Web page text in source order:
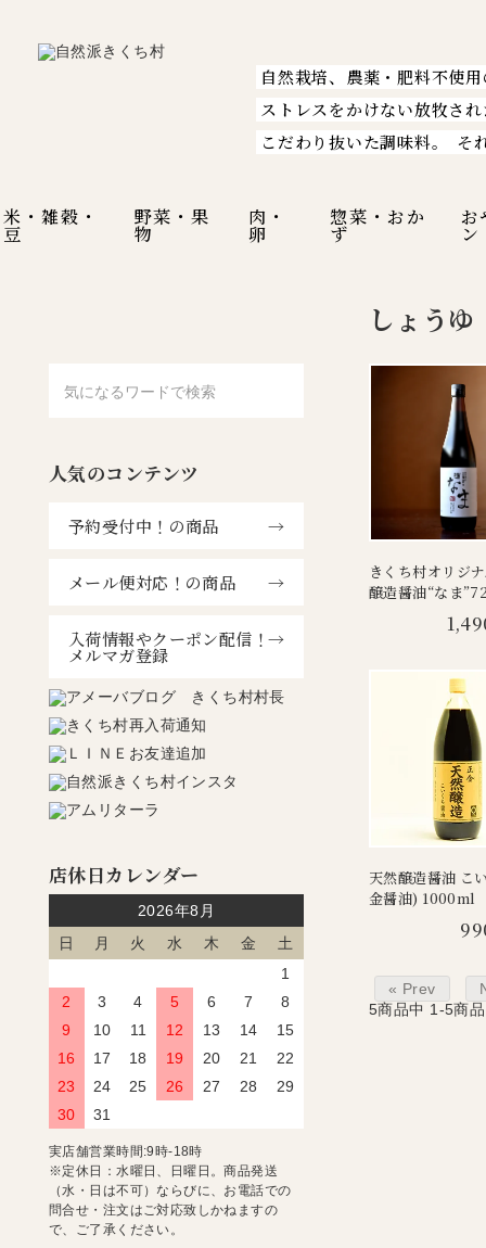
自然栽培、農薬・肥料不使
ストレスをかけない放牧さ
こだわり抜いた調味料。
そ
米・雑穀・
豆
野菜・果
物
肉・
卵
惣菜・おか
ず
お
ン
しょうゆ
きくち村オリジ
醸造醤油“なま
天然醸造醤油 こ
金醤油) 1000ml
« Prev
5商品中 1-5商品
人気のコンテンツ
予約受付中！の商品
メール便対応！の商品
入荷情報やクーポン配信！
メルマガ登録
店休日カレンダー
2026年8月
日
月 火 水 木 金
土
1
2
3 4 5 6 7
8
9
10 11 12 13 14
15
16
17 18 19 20 21
22
23
24 25 26 27 28
29
30
31
実店舗営業時間:9時-18時
※定休日：水曜日、日曜日。商品発送
（水・日は不可）ならびに、お電話での
問合せ・注文はご対応致しかねますの
で、ご了承ください。